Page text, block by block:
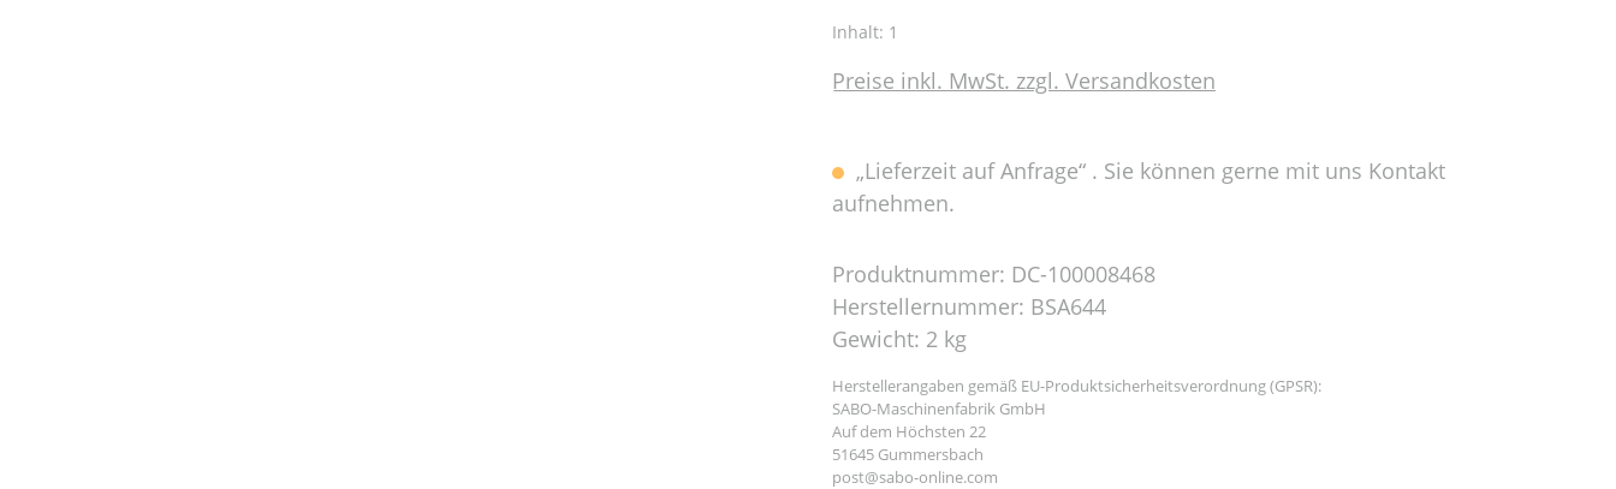
Inhalt: 1
Preise inkl. MwSt. zzgl. Versandkosten
„Lieferzeit auf Anfrage“ . Sie können gerne mit uns Kontakt
aufnehmen.
Produktnummer: DC-100008468
Herstellernummer: BSA644
Gewicht: 2 kg
Herstellerangaben gemäß EU-Produktsicherheitsverordnung (GPSR):
SABO-Maschinenfabrik GmbH
Auf dem Höchsten 22
51645 Gummersbach
post@sabo-online.com